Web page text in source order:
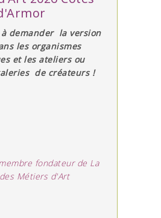
demander la version
les organismes
et les ateliers ou
de créateurs !
fondateur de La
Métiers d'Art